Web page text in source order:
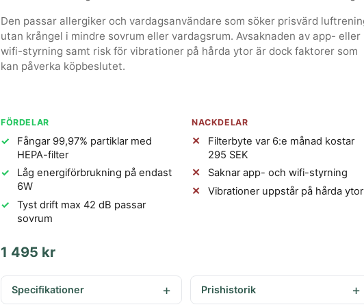
Den passar allergiker och vardagsanvändare som söker prisvärd
utan krångel i mindre sovrum eller vardagsrum. Avsaknaden av app- eller
wifi-styrning samt risk för vibrationer på hårda ytor är dock faktorer som
kan påverka köpbeslutet.
FÖRDELAR
Fångar 99,97% partiklar med
HEPA-filter
Låg energiförbrukning på endast
6W
Tyst drift max 42 dB passar
sovrum
NACKDELAR
Filterbyte var 6:e månad kostar
295 SEK
Saknar app- och wifi-styrning
Vibrationer uppstår på hårda ytor
1 495 kr
Specifikationer Prishistorik